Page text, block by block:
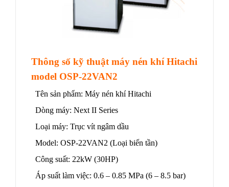
Thông số kỹ thuật máy nén khí Hitachi
model OSP-22VAN2
Tên sản phẩm: Máy nén khí Hitachi
Dòng máy: Next II Series
Loại máy: Trục vít ngâm dầu
Model: OSP-22VAN2 (Loại biến tần)
Công suất: 22kW (30HP)
Áp suất làm việc: 0.6 – 0.85 MPa (6 – 8.5 bar)